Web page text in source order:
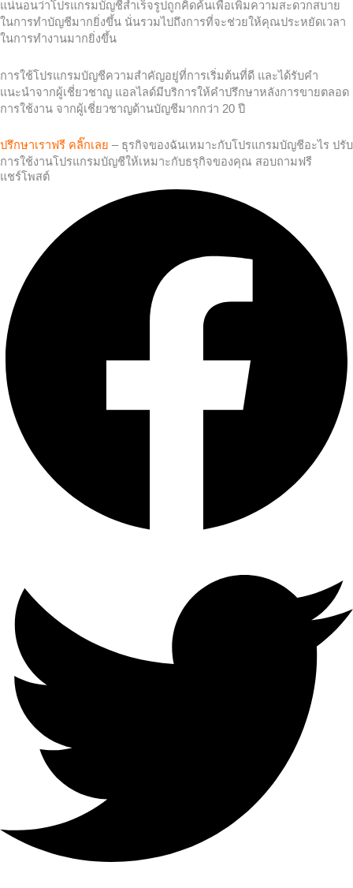
แน่นอนว่าโปรแกรมบัญชีสำเร็จรูปถูกคิดค้นเพื่อเพิ่มความสะดวกสบาย
ในการทำบัญชีมากยิ่งขึ้น นั่นรวมไปถึงการที่จะช่วยให้คุณประหยัดเวลา
ในการทำงานมากยิ่งขึ้น
การใช้โปรแกรมบัญชีความสำคัญอยู่ที่การเริ่มต้นที่ดี และได้รับคำ
แนะนำจากผู้เชี่ยวชาญ แอลไลด์มีบริการให้คำปรึกษาหลังการขายตลอด
การใช้งาน จากผู้เชี่ยวชาญด้านบัญชีมากกว่า 20 ปี
ปรึกษาเราฟรี คลิ๊กเลย – ธุรกิจของฉันเหมาะกับโปรแกรมบัญชีอะไร ปรับ
การใช้งานโปรแกรมบัญชีให้เหมาะกับธรุกิจของคุณ สอบถามฟรี
แชร์โพสต์